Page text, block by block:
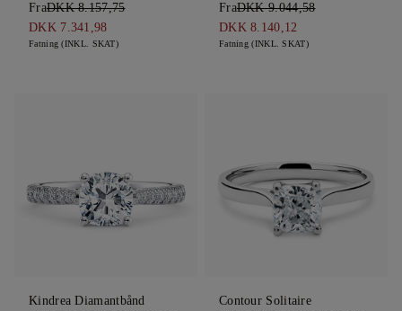
FraDKK 8.157,75
DKK 7.341,98
Fatning (INKL. SKAT)
FraDKK 9.044,58
DKK 8.140,12
Fatning (INKL. SKAT)
Kindrea Diamantbånd Contour Solitaire